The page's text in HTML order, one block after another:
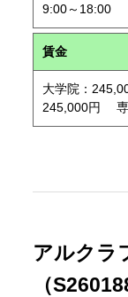
9:00～18:00
賃金
大学院：
245,000円 専
アルクラ
（